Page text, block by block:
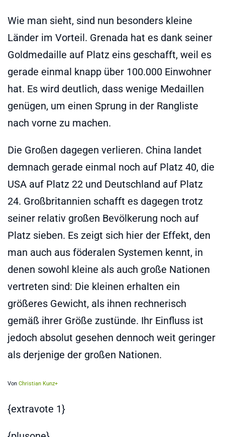
Wie man sieht, sind nun besonders kleine
Länder im Vorteil. Grenada hat es dank seiner
Goldmedaille auf Platz eins geschafft, weil es
gerade einmal knapp über 100.000 Einwohner
hat. Es wird deutlich, dass wenige Medaillen
genügen, um einen Sprung in der Rangliste
nach vorne zu machen.
Die Großen dagegen verlieren. China landet
demnach gerade einmal noch auf Platz 40, die
USA auf Platz 22 und Deutschland auf Platz
24. Großbritannien schafft es dagegen trotz
seiner relativ großen Bevölkerung noch auf
Platz sieben. Es zeigt sich hier der Effekt, den
man auch aus föderalen Systemen kennt, in
denen sowohl kleine als auch große Nationen
vertreten sind: Die kleinen erhalten ein
größeres Gewicht, als ihnen rechnerisch
gemäß ihrer Größe zustünde. Ihr Einfluss ist
jedoch absolut gesehen dennoch weit geringer
als derjenige der großen Nationen.
Von Christian Kunz+
{extravote 1}